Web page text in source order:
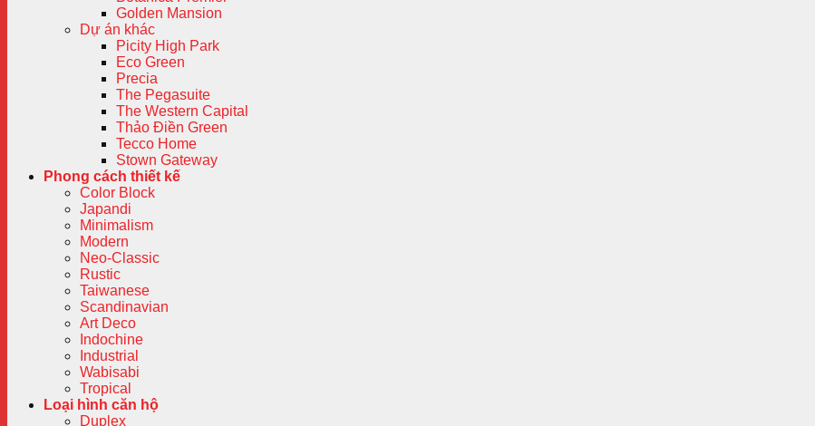
Golden Mansion
Dự án khác
Picity High Park
Eco Green
Precia
The Pegasuite
The Western Capital
Thảo Điền Green
Tecco Home
Stown Gateway
Phong cách thiết kế
Color Block
Japandi
Minimalism
Modern
Neo-Classic
Rustic
Taiwanese
Scandinavian
Art Deco
Indochine
Industrial
Wabisabi
Tropical
Loại hình căn hộ
Duplex